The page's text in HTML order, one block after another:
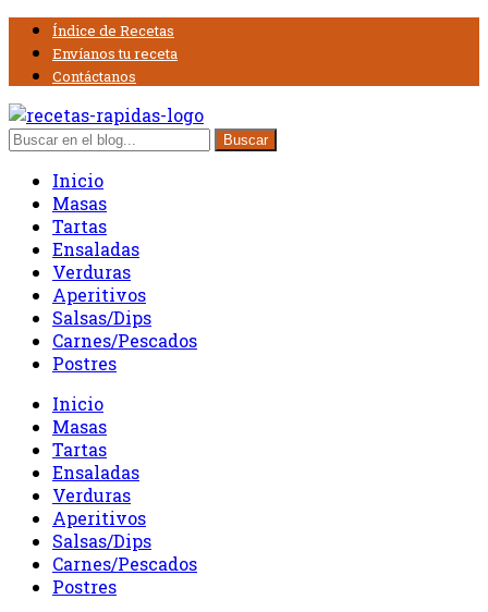
Índice de Recetas
Envíanos tu receta
Contáctanos
Inicio
Masas
Tartas
Ensaladas
Verduras
Aperitivos
Salsas/Dips
Carnes/Pescados
Postres
Inicio
Masas
Tartas
Ensaladas
Verduras
Aperitivos
Salsas/Dips
Carnes/Pescados
Postres